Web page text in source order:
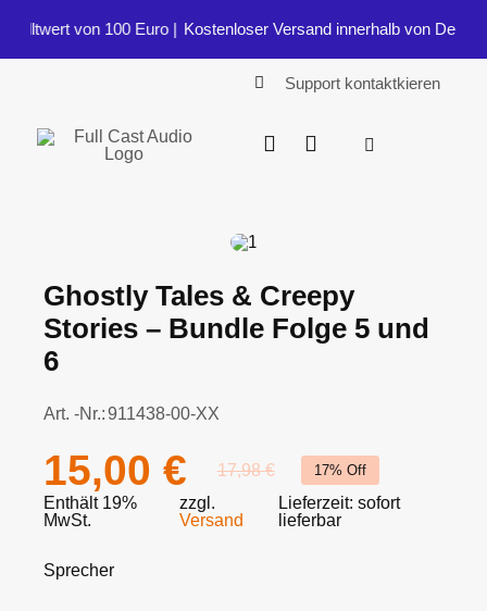
von 100 Euro | Kostenloser Versand innerhalb von
Support kontaktkieren
Toggle
Ghostly Tales & Creepy
Stories – Bundle Folge 5 und
6
Art. -Nr.:911438-00-XX
17,98€
Preis
15,00 €
Aktueller
Preis
Enthält 19%
MwSt.
zzgl.
Versand
Lieferzeit: sofort
lieferbar
17% Off
Sprecher